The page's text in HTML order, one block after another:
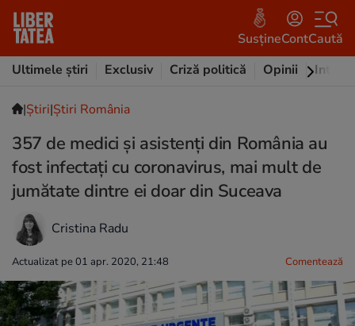
SusțineContCaută
Ultimele știri
Exclusiv Criză politică Opinii
|Ştiri|Știri România
357 de medici și asistenți din România au
fost infectați cu coronavirus, mai mult de
jumătate dintre ei doar din Suceava
Cristina Radu
Actualizat pe 01 apr. 2020, 21:48 Comentează